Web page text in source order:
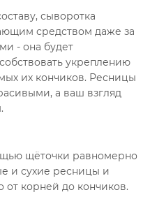
сыворотка
средством даже за
- она будет
укреплению
их кончиков. Ресницы
а ваш взгляд
щёточки равномерно
и сухие ресницы и
от корней до кончиков.